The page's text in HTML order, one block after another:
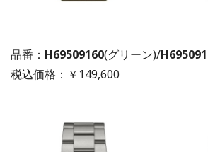
品番： H69509160(グリーン)/
税込価格：￥149,600